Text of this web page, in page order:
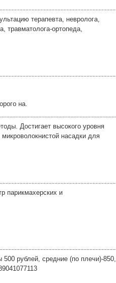
терапевта, невролога,
травматолога-ортопеда,
на.
Достигает высокого уровня
насадки для
парикмахерских и
рублей, средние (по плечи)-850,